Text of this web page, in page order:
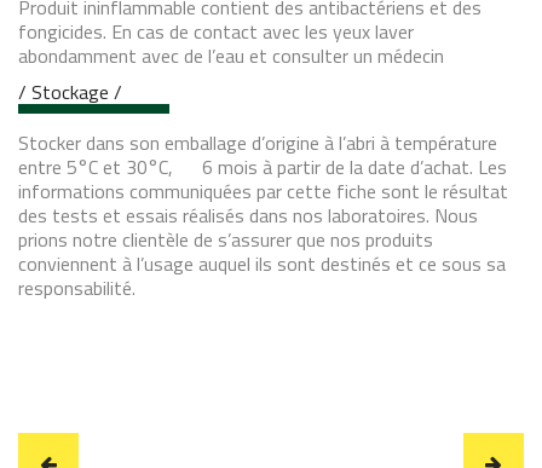
Produit ininflammable contient des antibactériens et des
fongicides. En cas de contact avec les yeux laver
abondamment avec de l’eau et consulter un médecin
/ Stockage /
Stocker dans son emballage d’origine à l’abri à température
entre 5°C et 30°C, 6 mois à partir de la date d’achat. Les
informations communiquées par cette fiche sont le résultat
des tests et essais réalisés dans nos laboratoires. Nous
prions notre clientèle de s’assurer que nos produits
conviennent à l’usage auquel ils sont destinés et ce sous sa
responsabilité.